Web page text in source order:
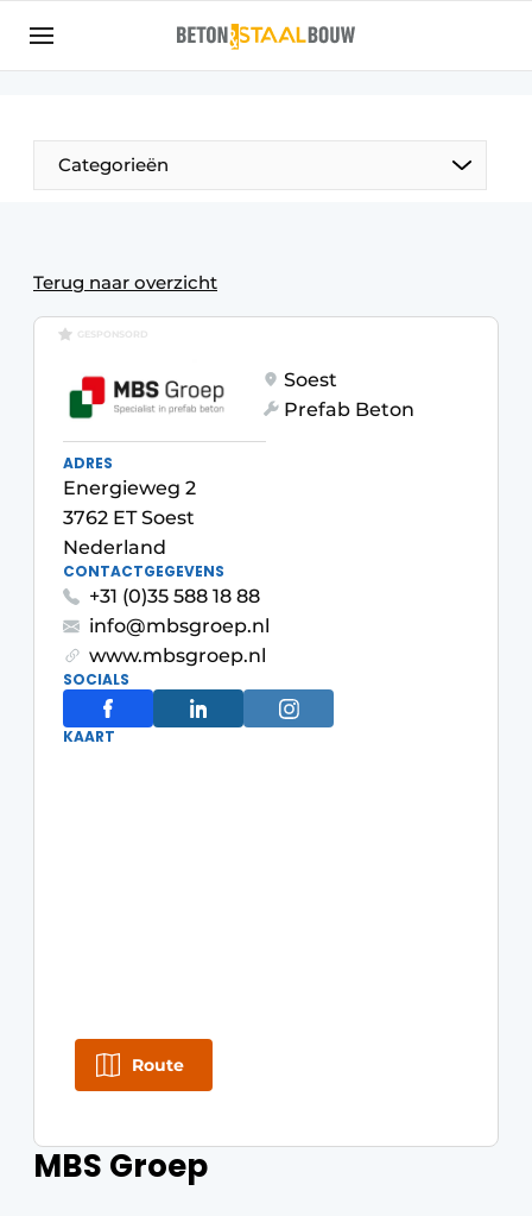
Aanmelden
Artikelen
Bedrijven
Direct contact
Evenement aanmelden
Meest gelezen
Nieuwsbrief
Podcasts
Privacy / Cookie statement
Vacature aanmelden
Video’s
Categorieën
Terug naar overzicht
MBS Groep
GESPONSORD
Soest
Prefab Beton
ADRES
Energieweg 2
3762 ET Soest
Nederland
CONTACTGEGEVENS
+31 (0)35 588 18 88
info@mbsgroep.nl
www.mbsgroep.nl
SOCIALS
KAART
Route